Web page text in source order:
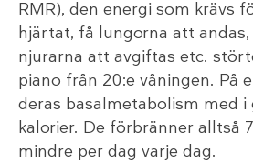
RMR), den energi som krävs
hjärtat, få lungorna att
njurarna att avgiftas etc.
piano från 20:e våningen. På
deras basalmetabolism med
kalorier. De förbränner alltså
mindre per dag varje dag.